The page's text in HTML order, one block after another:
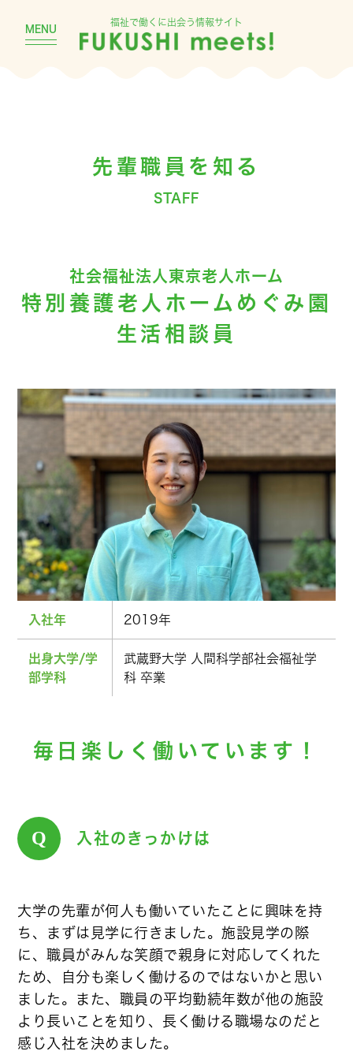
MENU
福祉で働くに出会う情報サイト
先輩職員を知る
STAFF
社会福祉法人東京老人ホーム
特別養護老人ホームめぐみ園
生活相談員
入社年 2019年
出身大学/学
部学科
武蔵野大学 人間科学部社会福祉学
科 卒業
毎日楽しく働いています！
Q 入社のきっかけは
大学の先輩が何人も働いていたことに興味を持
ち、まずは見学に行きました。施設見学の際
に、職員がみんな笑顔で親身に対応してくれた
ため、自分も楽しく働けるのではないかと思い
ました。また、職員の平均勤続年数が他の施設
より長いことを知り、長く働ける職場なのだと
感じ入社を決めました。